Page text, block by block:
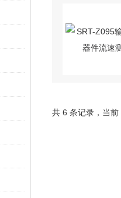
共 6 条记录，当